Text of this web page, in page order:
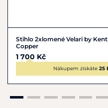
Materiál : Sweet Iron (bez
Pokyny k péči:Po každém
vodou a osušte. Přirozená
podporuje chuť i přijetí
Stihlo 2xlomené Velari by
Copper
1 700 Kč
Nákupem získáte 25